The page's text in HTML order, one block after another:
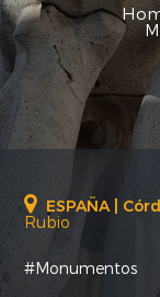
ESPAÑA|
Rubio
#Monumentos